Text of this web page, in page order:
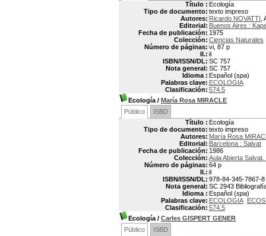
Título : Ecología
Tipo de documento: texto impreso
Autores: Ricardo NOVATTI ,
Editorial: Buenos Aires :
Fecha de publicación: 1975
Colección: Ciencias Naturales
Número de páginas: vi, 87 p
Il.: il
ISBN/ISSN/DL: SC 757
Nota general: SC 757
Idioma : Español (spa)
Palabras clave: ECOLOGIA
Clasificación: 574.5
Ecología / María Rosa MIRACLE
Público
ISBD
Título : Ecología
Tipo de documento: texto impreso
Autores: María Rosa
Editorial: Barcelona : Salvat
Fecha de publicación: 1986
Colección: Aula Abierta
Número de páginas: 64 p
Il.: il
ISBN/ISSN/DL: 978-84-345-7867-8
Nota general: SC 2943
Idioma : Español (spa)
Palabras clave: ECOLOGIA
Clasificación: 574.5
Ecología / Carles GISPERT GENER
Público
ISBD